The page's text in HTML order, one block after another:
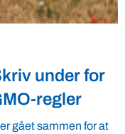
mere